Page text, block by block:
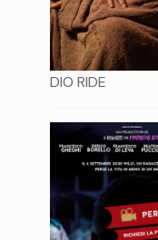
DIO RIDE